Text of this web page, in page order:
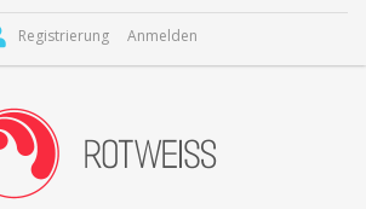
Registrierung Anmelden